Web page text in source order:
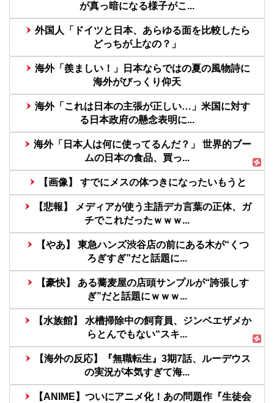
が真っ暗になる様子がこ...
外国人「ドイツと日本、あらゆる面を比較したら
どっちが上なの？」
海外「羨ましい！」日本ならではの夏の風物詩に
海外がびっくり仰天
海外「これは日本の主張が正しい…」米国に対す
る日本政府の懸念表明に...
海外「日本人は何に使ってるんだ？」 世界的ブー
ムの日本の食品、買っ...
【画像】 すでにメスの体つきになったいもうと
【悲報】 メディアが使う主語デカ言葉の正体、ガ
チでこれだったｗｗｗ...
【やあ】 東急ハンズ渋谷店の前にある木が“くつ
ろぎすぎ”だと話題に...
【豪快】 ある蕎麦屋の店頭サンプルが“誇張しす
ぎ”だと話題にｗｗｗ...
【水族館】 水槽掃除中の飼育員、ジンベエザメか
らとんでもない“スキ...
【海外の反応】『無職転生』3期7話、ルーデウス
の実況が本気すぎて海...
【ANIME】ついにアニメ化！あの問題作『生徒会